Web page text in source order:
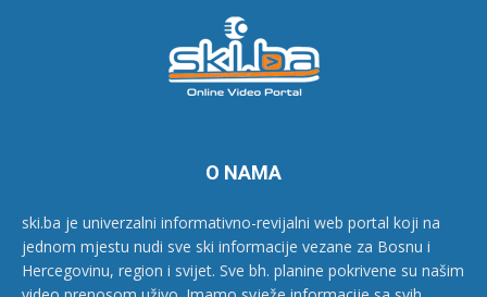
O NAMA
ski.ba je univerzalni informativno-revijalni web portal koji na
jednom mjestu nudi sve ski informacije vezane za Bosnu i
Hercegovinu, region i svijet. Sve bh. planine pokrivene su našim